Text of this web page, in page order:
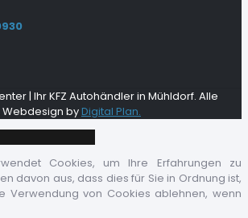
| Ihr KFZ Autohändler in Mühldorf. Alle
byDigital Plan.
Cookies, um Ihre Erfahrungen zu
davon aus, dass dies für Sie in Ordnung ist,
Verwendung von Cookies ablehnen, wenn